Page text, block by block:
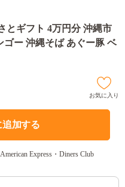
とギフト 4万円分 沖縄市
ー 沖縄そば あぐー豚 ベ
お気に入り
追加する
Express・Diners Club